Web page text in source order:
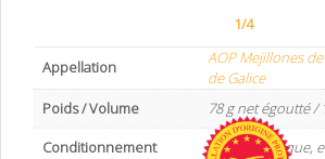
1/4
Appellation
AOP Mejillones
de Galice
Poids / Volume
78 g net égoutté /
Conditionnement
Boite métallique,